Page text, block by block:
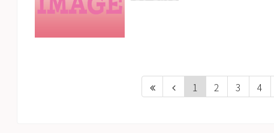
1 2 3 4